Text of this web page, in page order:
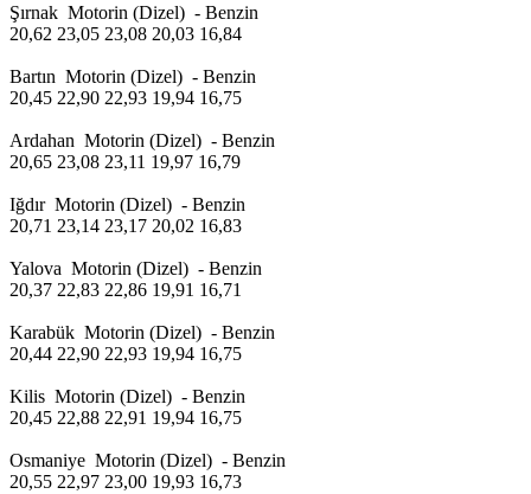
Şırnak Motorin (Dizel) - Benzin
20,62 23,05 23,08 20,03 16,84
Bartın Motorin (Dizel) - Benzin
20,45 22,90 22,93 19,94 16,75
Ardahan Motorin (Dizel) - Benzin
20,65 23,08 23,11 19,97 16,79
Iğdır Motorin (Dizel) - Benzin
20,71 23,14 23,17 20,02 16,83
Yalova Motorin (Dizel) - Benzin
20,37 22,83 22,86 19,91 16,71
Karabük Motorin (Dizel) - Benzin
20,44 22,90 22,93 19,94 16,75
Kilis Motorin (Dizel) - Benzin
20,45 22,88 22,91 19,94 16,75
Osmaniye Motorin (Dizel) - Benzin
20,55 22,97 23,00 19,93 16,73